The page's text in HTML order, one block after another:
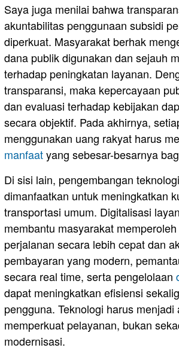
Saya juga menilai bahwa
akuntabilitas penggunaan subsidi
diperkuat. Masyarakat berhak
dana publik digunakan dan sejauh
terhadap peningkatan layanan.
transparansi, maka kepercayaan
dan evaluasi terhadap kebijakan
secara objektif. Pada akhirnya,
menggunakan uang rakyat harus
manfaatyang sebesar-besarnya
Di sisi lain, pengembangan
dimanfaatkan untuk meningkatkan
transportasi umum. Digitalisasi
membantu masyarakat
perjalanan secara lebih cepat dan
pembayaran yang modern,
secara real time, serta pengelolaan
dapat meningkatkan efisiensi
pengguna. Teknologi harus menjadi
memperkuat pelayanan, bukan
modernisasi.